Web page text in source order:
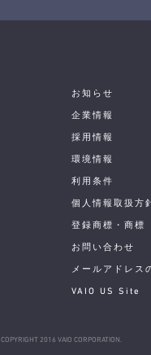
お知らせ
企業情報
採用情報
環境情報
利用条件
個人情報取扱方
登録商標・商標
お問い合わせ
メールアドレス
VAIO US Site
COPYRIGHT 2016 VAIO CORPORATION.